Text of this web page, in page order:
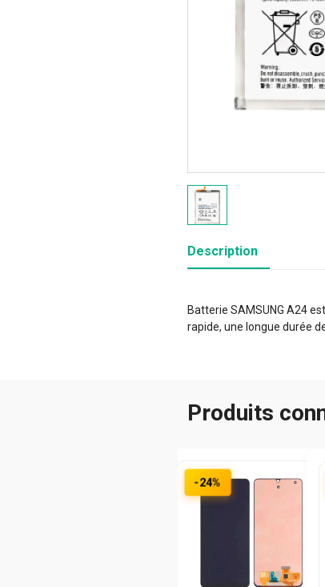
Description
Batterie SAMSUNG A24
rapide, une longue durée
Produits
-24%